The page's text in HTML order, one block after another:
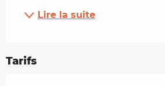
Lire la suite
Tarifs